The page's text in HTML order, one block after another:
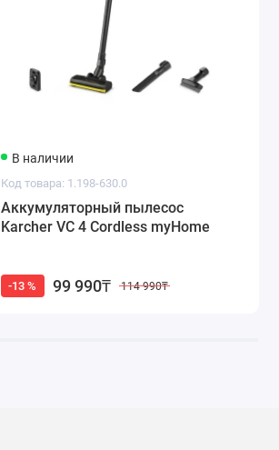
В наличии
Код товара: 1.198-630.0
Аккумуляторный пылесос
Karcher VC 4 Cordless myHome
-13 % 99 990₸ 114 990₸